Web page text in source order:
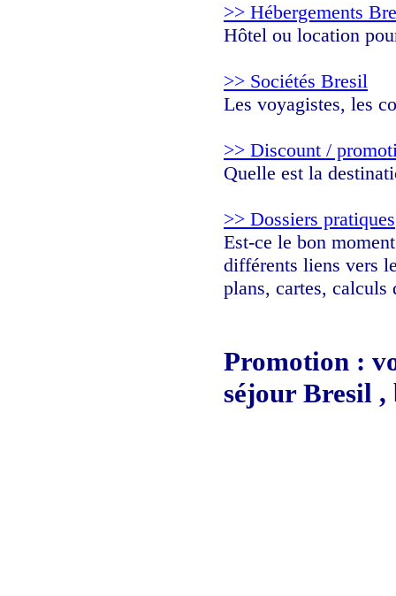
>> Hébergements
Hôtel ou location
>> Sociétés Bresil
Les voyagistes, les
>> Discount /
Quelle est la
>> Dossiers pratiques
Est-ce le bon
différents liens vers
plans, cartes,
Promotion :
séjour Bresil